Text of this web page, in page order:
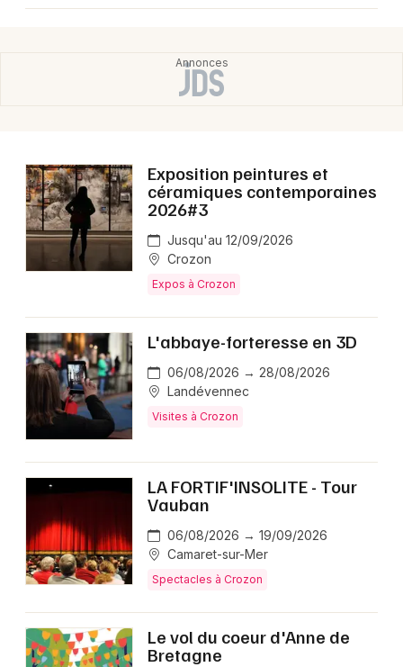
Exposition peintures et
céramiques contemporaines
2026#3
Jusqu'au 12/09/2026
Crozon
Expos à Crozon
L'abbaye-forteresse en 3D
06/08/2026 → 28/08/2026
Landévennec
Visites à Crozon
LA FORTIF'INSOLITE - Tour
Vauban
06/08/2026 → 19/09/2026
Camaret-sur-Mer
Spectacles à Crozon
Le vol du coeur d'Anne de
Bretagne